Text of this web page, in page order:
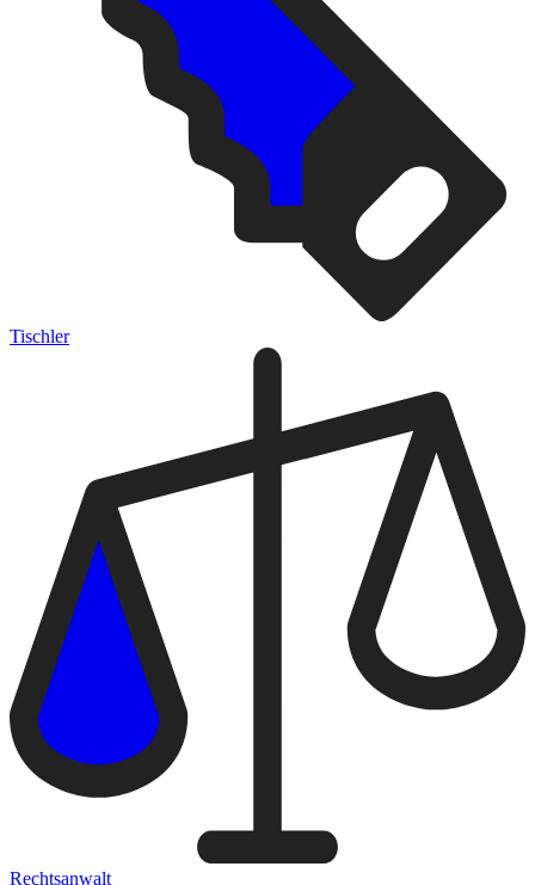
Tischler
Rechtsanwalt